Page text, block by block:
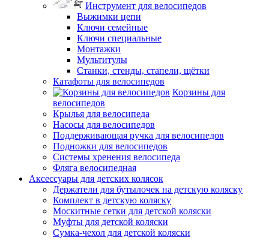
Инструмент для велосипедов
Выжимки цепи
Ключи семейные
Ключи специальные
Монтажки
Мультитулы
Станки, стенды, стапели, щётки
Катафоты для велосипедов
Корзины для
велосипедов
Крылья для велосипеда
Насосы для велосипедов
Поддерживающая ручка для велосипедов
Подножки для велосипедов
Системы хренения велосипеда
Фляга велосипедная
Аксессуары для детских колясок
Держатели для бутылочек на детскую коляску
Комплект в детскую коляску
Москитные сетки для детской коляски
Муфты для детской коляски
Сумка-чехол для детской коляски